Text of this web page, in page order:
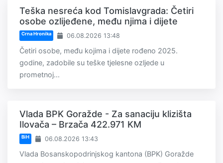
Teška nesreća kod Tomislavgrada: Četiri
osobe ozlijeđene, među njima i dijete
Crna Hronika 06.08.2026 13:48
Četiri osobe, među kojima i dijete rođeno 2025.
godine, zadobile su teške tjelesne ozljede u
prometnoj...
Vlada BPK Goražde - Za sanaciju klizišta
Ilovača – Brzača 422.971 KM
BiH 06.08.2026 13:43
Vlada Bosanskopodrinjskog kantona (BPK) Goražde